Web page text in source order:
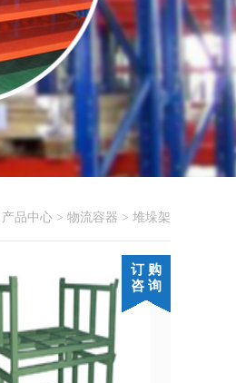
产品中心 > 物流容器 > 堆垛架
订 购
咨 询